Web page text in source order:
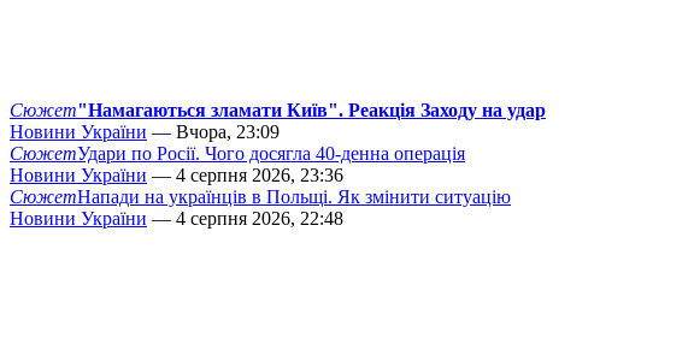
Сюжет"Намагаються зламати Київ". Реакція Заходу на удар
Новини України — Вчора, 23:09
СюжетУдари по Росії. Чого досягла 40-денна операція
Новини України — 4 серпня 2026, 23:36
СюжетНапади на українців в Польщі. Як змінити ситуацію
Новини України — 4 серпня 2026, 22:48